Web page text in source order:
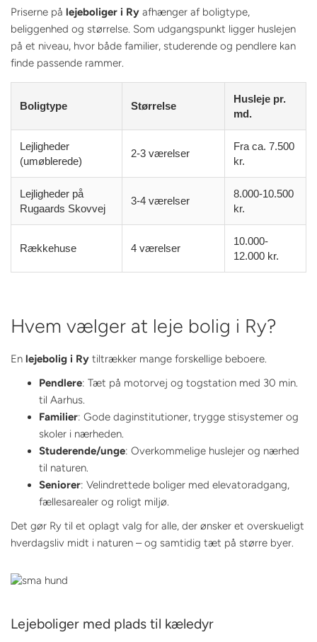
Priserne på lejeboliger i Ry afhænger af boligtype,
beliggenhed og størrelse. Som udgangspunkt ligger huslejen
på et niveau, hvor både familier, studerende og pendlere kan
finde passende rammer.
Boligtype Størrelse
Husleje pr.
md.
Lejligheder
(umøblerede)
2-3 værelser
Fra ca. 7.500
kr.
Lejligheder på
Rugaards Skovvej
3-4 værelser
8.000-10.500
kr.
Rækkehuse 4 værelser
10.000-
12.000 kr.
Hvem vælger at leje bolig i Ry?
En lejebolig i Ry tiltrækker mange forskellige beboere.
Pendlere: Tæt på motorvej og togstation med 30 min.
til Aarhus.
Familier: Gode daginstitutioner, trygge stisystemer og
skoler i nærheden.
Studerende/unge: Overkommelige huslejer og nærhed
til naturen.
Seniorer: Velindrettede boliger med elevatoradgang,
fællesarealer og roligt miljø.
Det gør Ry til et oplagt valg for alle, der ønsker et overskueligt
hverdagsliv midt i naturen – og samtidig tæt på større byer.
Lejeboliger med plads til kæledyr